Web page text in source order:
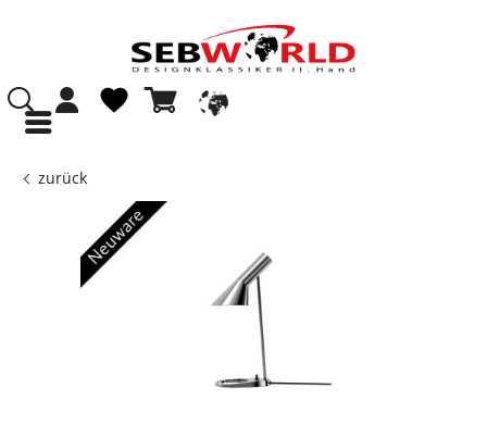
zurück